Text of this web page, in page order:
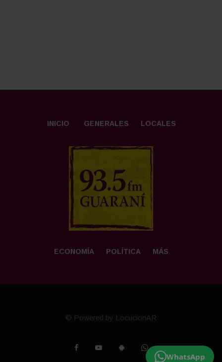
WhatsApp
INICIO GENERALES LOCALES
ECONOMÍA POLÍTICA MÁS
© Powered by LocucionAR